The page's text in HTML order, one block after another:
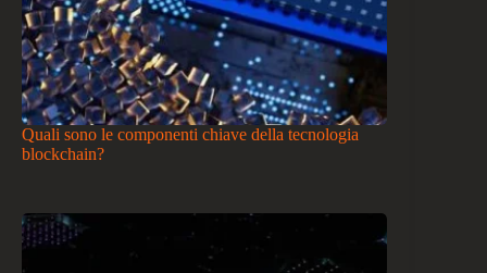
Quali sono le componenti chiave della tecnologia
blockchain?